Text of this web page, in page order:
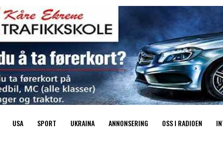
USA SPORT UKRAINA ANNONSERING OSS I RADIOEN